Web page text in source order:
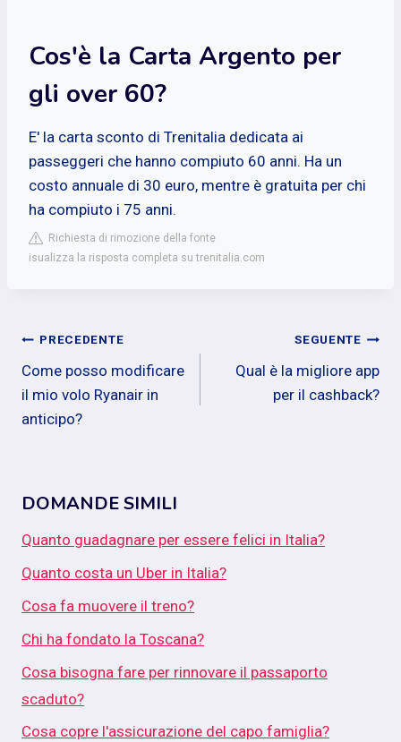
Cos'è la Carta Argento per
gli over 60?
E' la carta sconto di Trenitalia dedicata ai
passeggeri che hanno compiuto 60 anni. Ha un
costo annuale di 30 euro, mentre è gratuita per chi
ha compiuto i 75 anni.
Richiesta di rimozione della fonte
isualizza la risposta completa su trenitalia.com
Navigazione
articoli
PRECEDENTE
Come posso modificare
il mio volo Ryanair in
anticipo?
SEGUENTE
Qual è la migliore app
per il cashback?
DOMANDE SIMILI
Quanto guadagnare per essere felici in Italia?
Quanto costa un Uber in Italia?
Cosa fa muovere il treno?
Chi ha fondato la Toscana?
Cosa bisogna fare per rinnovare il passaporto
scaduto?
Cosa copre l'assicurazione del capo famiglia?